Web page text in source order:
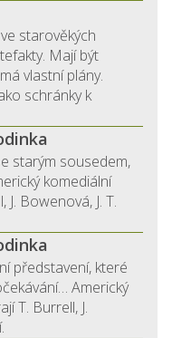
starověkých
Mají být
vlastní plány.
schránky k
starým sousedem,
komediální
Bowenová, J. T.
představení, které
Americký
T. Burrell, J.